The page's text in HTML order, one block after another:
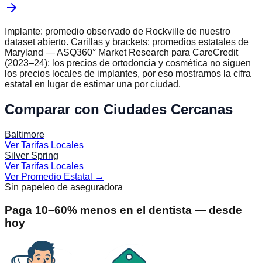
arrow_forward
Implante: promedio observado de Rockville de nuestro
dataset abierto. Carillas y brackets: promedios estatales de
Maryland — ASQ360° Market Research para CareCredit
(2023–24); los precios de ortodoncia y cosmética no siguen
los precios locales de implantes, por eso mostramos la cifra
estatal en lugar de estimar una por ciudad.
Comparar con Ciudades Cercanas
Baltimore
Ver Tarifas Locales
Silver Spring
Ver Tarifas Locales
Ver Promedio Estatal
→
Sin papeleo de aseguradora
Paga 10–60% menos en el dentista — desde
hoy